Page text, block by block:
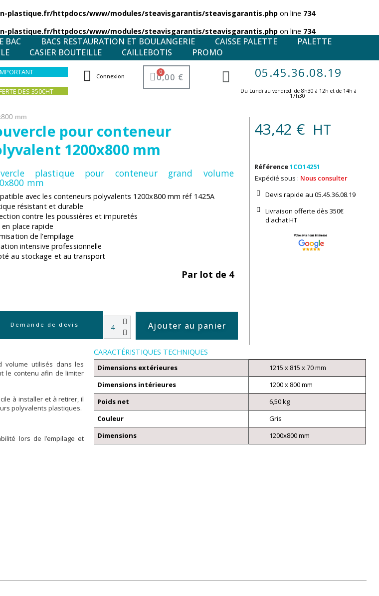
plastique.fr/httpdocs/www/modules/steavisgarantis/steavisgarantis.php on line 734
plastique.fr/httpdocs/www/modules/steavisgarantis/steavisgarantis.php on line 734
BAC BACS RESTAURATION ET BOULANGERIE CAISSE PALETTE
PALETTE
CASIER BOUTEILLE CAILLEBOTIS PROMO
DES 350€HT
Connexion 0,00 € 05.45.36.08.19
Du Lundi au vendredi de 8h30 à 12h et de 14h à
17h30 ​
mm
pour conteneur
1200x800 mm
plastique pour conteneur grand volume
mm
avec les conteneurs polyvalents 1200x800 mm réf 1425A
résistant et durable
contre les poussières et impuretés
en place rapide
de l’empilage
intensive professionnelle
au stockage et au transport
Par lot de 4
Demande de devis Ajouter au panier
43,42 € HT
Référence1CO14251
Expédié sous : Nous consulter
Devis rapide au 05.45.36.08.19​
Livraison offerte dès 350€
d'achat​ HT
volume utilisés dans les
le contenu afin de limiter
à installer et à retirer, il
polyvalents plastiques.
lors de l’empilage et
CARACTÉRISTIQUES TECHNIQUES
Dimensions extérieures
1215 x 815 x 70 mm
Dimensions intérieures
1200 x 800 mm
Poids net
6,50 kg
Couleur
Gris
Dimensions
1200x800 mm